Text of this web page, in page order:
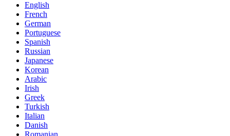
English
French
German
Portuguese
Spanish
Russian
Japanese
Korean
Arabic
Irish
Greek
Turkish
Italian
Danish